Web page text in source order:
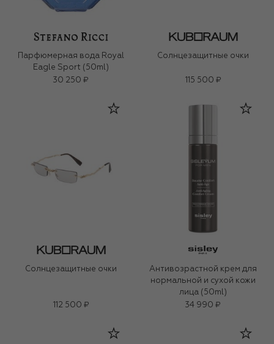
Парфюмерная вода Royal
Eagle Sport (50ml)
30 250 ₽
Солнцезащитные очки
115 500 ₽
Солнцезащитные очки
112 500 ₽
Антивозрастной крем для
нормальной и сухой кожи
лица (50ml)
34 990 ₽